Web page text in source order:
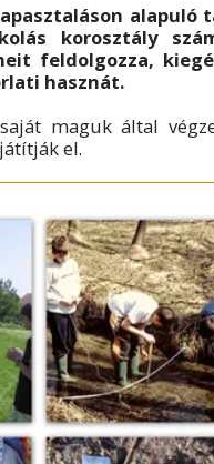
korosztály
feldolgozza,
hasznát.
maguk által
el.